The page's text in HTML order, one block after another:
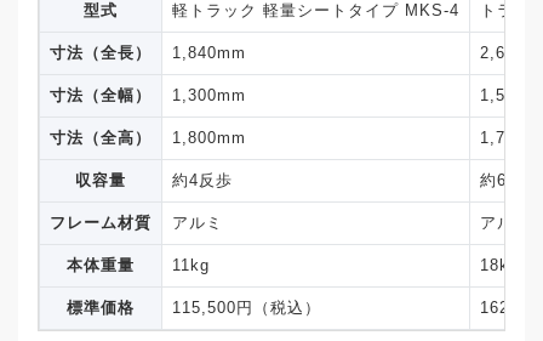
購入する際の選定基準は何だったか
販売店の勧め。従来の３反から４反貯めれる
実際に使ってみた感想
排出時にトラックが汚れない、コンテナの中
での作業もシートが風を遮断してきれいな作
業が出来る。籾殻投入管が非常に良い、投入
型式 軽トラック 軽量シートタイプ MKS-4 トラッ
寸法（全長） 1,840mm
寸法（全幅） 1,300mm
寸法（全高） 1,800mm
収容量 約4反歩 約6反歩
フレーム材質 アルミ アルミ
本体重量 11kg 18kg
標準価格 115,500円（税込）